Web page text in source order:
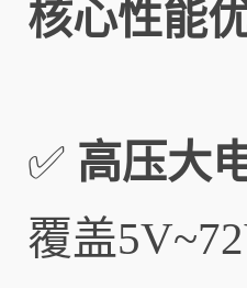
核心性能
✅ 高压大
覆盖